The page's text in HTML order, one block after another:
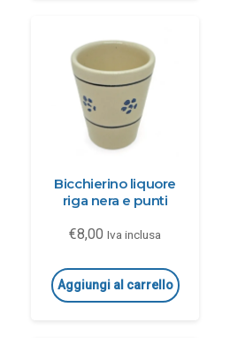
Bicchierino liquore
riga nera e punti
€8,00 Iva inclusa
Aggiungi al carrello